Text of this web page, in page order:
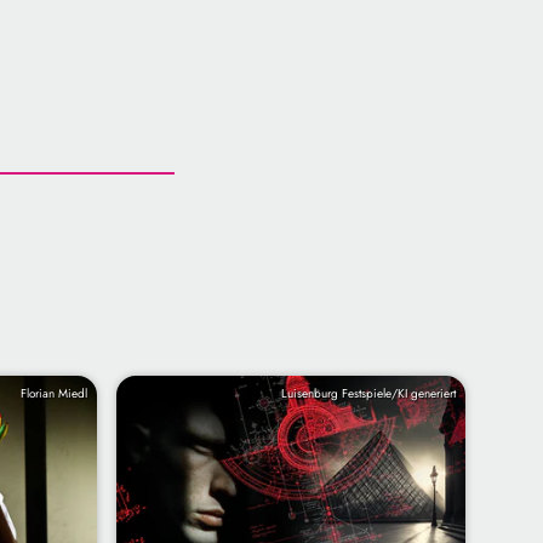
Florian Miedl Luisenburg Festspiele/KI generiert